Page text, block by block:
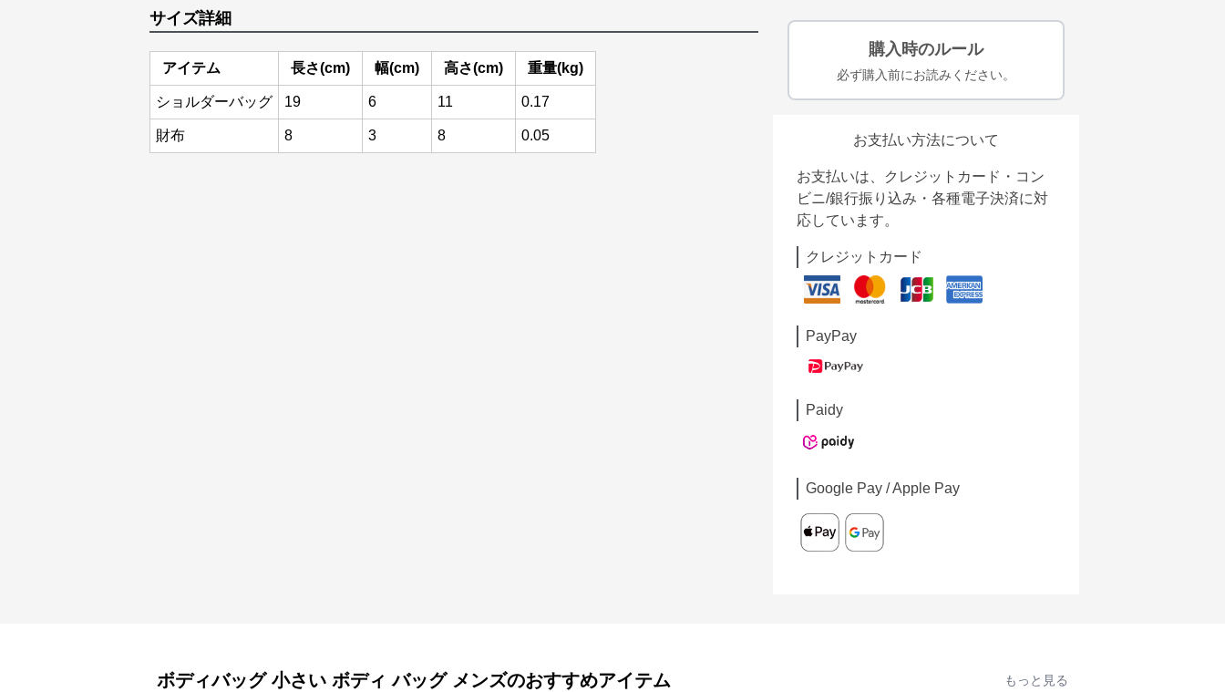
サイズ詳細
アイテム 長さ(cm) 幅(cm) 高さ(cm) 重量(kg)
ショルダーバッグ 19 6 11 0.17
財布 8 3 8 0.05
購入時のルール
必ず購入前にお読みください。
お支払い方法について
お支払いは、クレジットカード・コン
ビニ/銀行振り込み・各種電子決済に対
応しています。
クレジットカード
PayPay
Paidy
Google Pay / Apple Pay
ボディバッグ 小さい ボディ バッグ メンズのおすすめアイテム もっと見る